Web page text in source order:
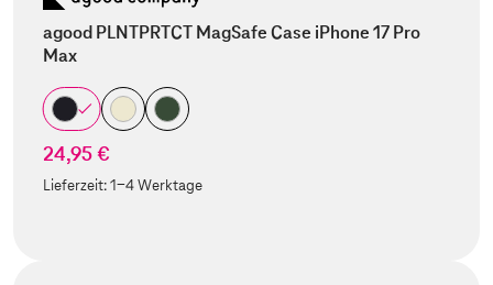
agood PLNTPRTCT MagSafe Case iPhone 17 Pro
Max
24,95 €
Lieferzeit:1-4 Werktage